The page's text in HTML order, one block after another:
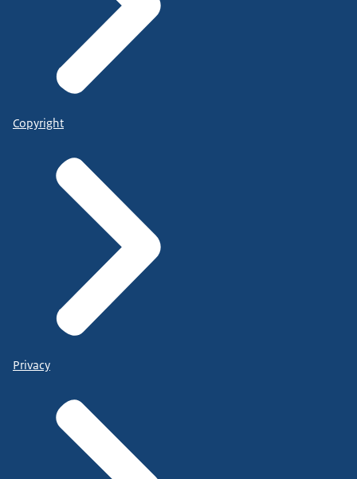
Copyright
Privacy